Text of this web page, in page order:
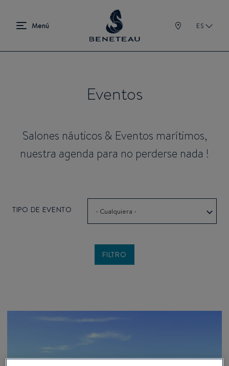
ES
Eventos
Salones náuticos & Eventos marítimos,
nuestra agenda para no perderse nada !
TIPO DE EVENTO - Cualquiera -